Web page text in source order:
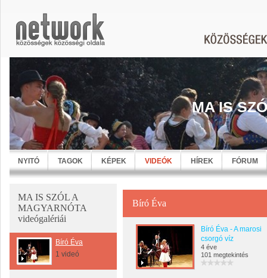
MA IS
NYITÓ TAGOK KÉPEK VIDEÓK HÍREK FÓRUM
MA IS SZÓL A
MAGYARNÓTA
videógalériái
Bíró Éva
1 videó
Bíró Éva
Bíró Éva - A marosi
csorgó víz
4 éve
101 megtekintés